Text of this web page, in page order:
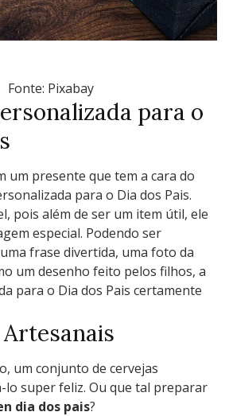
Fonte: Pixabay
para o
um presente que tem a cara do
para o Dia dos Pais.
pois além de ser um item útil, ele
especial. Podendo ser
frase divertida, uma foto da
um desenho feito pelos filhos, a
para o Dia dos Pais certamente
um conjunto de cervejas
lo super feliz. Ou que tal preparar
dia dos pais?